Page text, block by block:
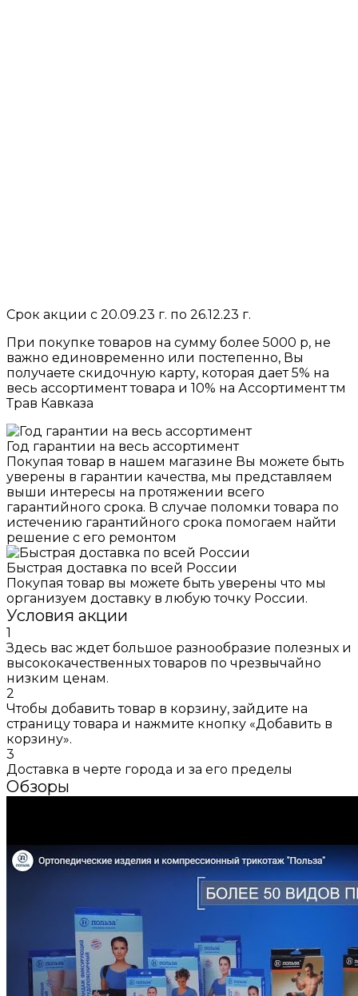
Срок акции с 20.09.23 г. по 26.12.23 г.
При покупке товаров на сумму более 5000 р, не
важно единовременно или постепенно, Вы
получаете скидочную карту, которая дает 5% на
весь ассортимент товара и 10% на Ассортимент тм
Трав Кавказа
Год гарантии на весь ассортимент
Покупая товар в нашем магазине Вы можете быть
уверены в гарантии качества, мы представляем
выши интересы на протяжении всего
гарантийного срока. В случае поломки товара по
истечению гарантийного срока помогаем найти
решение с его ремонтом
Быстрая доставка по всей России
Покупая товар вы можете быть уверены что мы
организуем доставку в любую точку России.
Условия акции
1
Здесь вас ждет большое разнообразие полезных и
высококачественных товаров по чрезвычайно
низким ценам.
2
Чтобы добавить товар в корзину, зайдите на
страницу товара и нажмите кнопку «Добавить в
корзину».
3
Доставка в черте города и за его пределы
Обзоры